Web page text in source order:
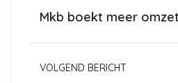
Mkb boekt meer
VOLGEND BERICHT